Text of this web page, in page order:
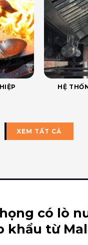
HỆ
XEM TẤT CẢ
có lò
khẩu từ